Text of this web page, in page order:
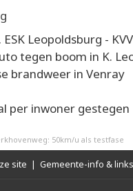
ESK Leopoldsburg -
tegen boom in K.
brandweer in Venray
per inwoner gestegen
50km/u als testfase
site | Gemeente-info & links